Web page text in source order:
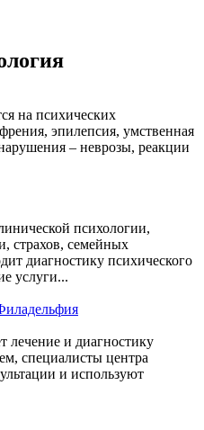
на психических
эпилепсия, умственная
– неврозы, реакции
психологии,
страхов, семейных
диагностику психического
услуги...
лечение и диагностику
специалисты центра
и используют